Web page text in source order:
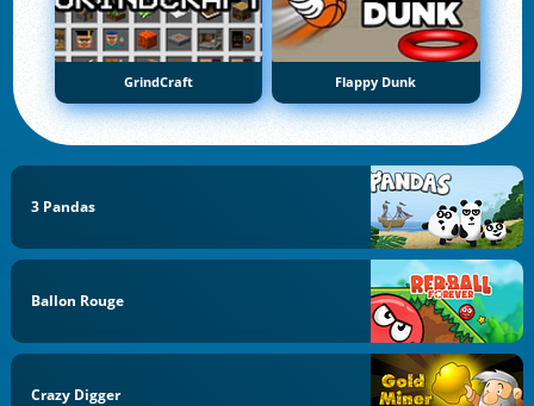
GrindCraft Flappy Dunk
3 Pandas
Ballon Rouge
Crazy Digger